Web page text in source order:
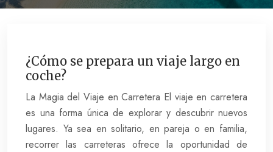
¿Cómo se prepara un viaje largo en
coche?
La Magia del Viaje en Carretera El viaje en carretera
es una forma única de explorar y descubrir nuevos
lugares. Ya sea en solitario, en pareja o en familia,
recorrer las carreteras ofrece la oportunidad de